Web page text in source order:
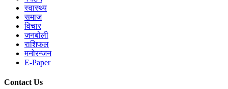
स्वास्थ्य
समाज
विचार
जनबोली
राशिफल
मनोरन्जन
E-Paper
Contact Us